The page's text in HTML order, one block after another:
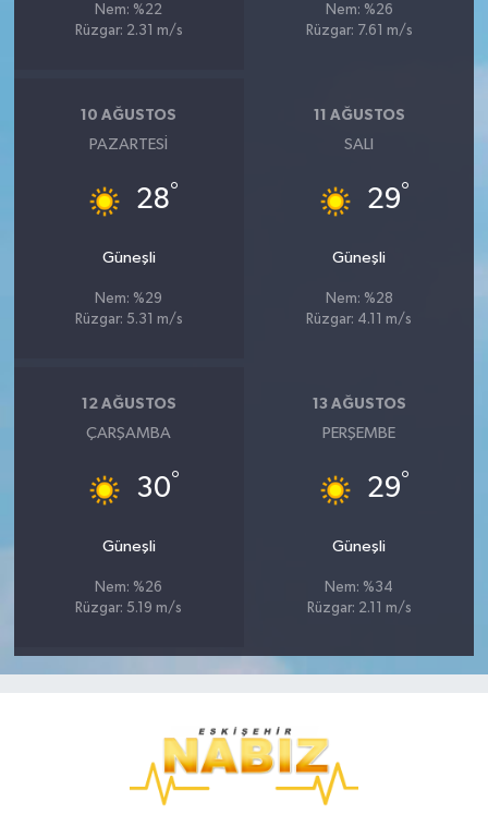
Nem: %22
Rüzgar: 2.31 m/s
Nem: %26
Rüzgar: 7.61 m/s
10 AĞUSTOS
PAZARTESI
28°
Güneşli
Nem: %29
Rüzgar: 5.31 m/s
11 AĞUSTOS
SALI
29°
Güneşli
Nem: %28
Rüzgar: 4.11 m/s
12 AĞUSTOS
ÇARŞAMBA
30°
Güneşli
Nem: %26
Rüzgar: 5.19 m/s
13 AĞUSTOS
PERŞEMBE
29°
Güneşli
Nem: %34
Rüzgar: 2.11 m/s